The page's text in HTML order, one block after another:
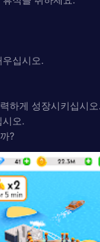
십시오.
하게 성장시키십시오.
시오.
?